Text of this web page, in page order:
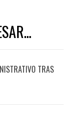
TRAS